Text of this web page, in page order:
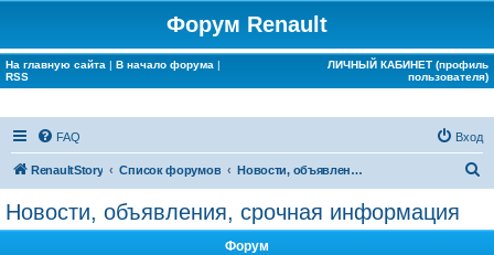
Форум Renault
На главную сайта | В начало форума |
RSS
ЛИЧНЫЙ КАБИНЕТ (профиль
пользователя)
FAQ Вход
RenaultStory Список форумов Новости, объявления, срочная информация
Новости, объявления, срочная информация
Форум